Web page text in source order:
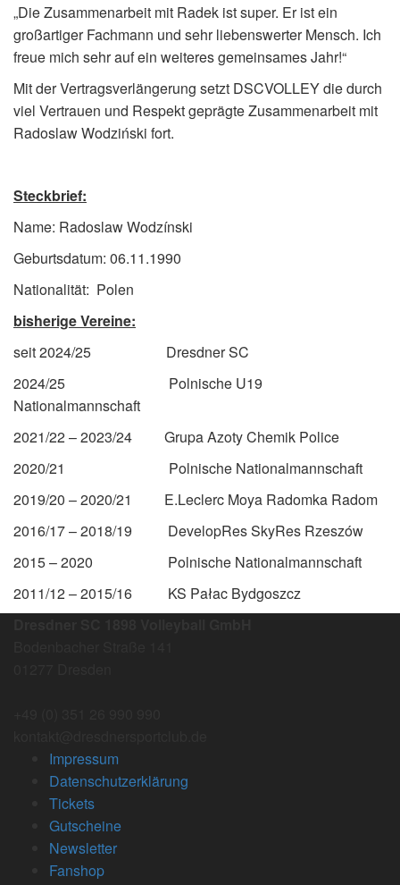
„Die Zusammenarbeit mit Radek ist super. Er ist ein
großartiger Fachmann und sehr liebenswerter Mensch. Ich
freue mich sehr auf ein weiteres gemeinsames Jahr!“
Mit der Vertragsverlängerung setzt DSCVOLLEY die durch
viel Vertrauen und Respekt geprägte Zusammenarbeit mit
Radoslaw Wodziński fort.
Steckbrief:
Name: Radoslaw Wodzínski
Geburtsdatum: 06.11.1990
Nationalität: Polen
bisherige Vereine:
seit 2024/25 Dresdner SC
2024/25 Polnische U19
Nationalmannschaft
2021/22 – 2023/24 Grupa Azoty Chemik Police
2020/21 Polnische Nationalmannschaft
2019/20 – 2020/21 E.Leclerc Moya Radomka Radom
2016/17 – 2018/19 DevelopRes SkyRes Rzeszów
2015 – 2020 Polnische Nationalmannschaft
2011/12 – 2015/16 KS Pałac Bydgoszcz
Impressum
Datenschutzerklärung
Tickets
Gutscheine
Newsletter
Fanshop